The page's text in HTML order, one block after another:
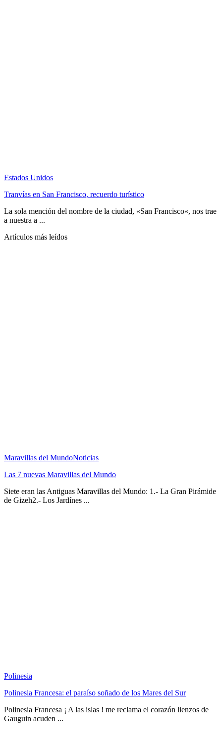
Estados Unidos
Tranvías en San Francisco, recuerdo turístico
La sola mención del nombre de la ciudad, «San Francisco«, nos trae
a nuestra a ...
Artículos más leídos
Maravillas del MundoNoticias
Las 7 nuevas Maravillas del Mundo
Siete eran las Antiguas Maravillas del Mundo: 1.- La Gran Pirámide
de Gizeh2.- Los Jardínes ...
Polinesia
Polinesia Francesa: el paraíso soñado de los Mares del Sur
Polinesia Francesa ¡ A las islas ! me reclama el corazón lienzos de
Gauguin acuden ...